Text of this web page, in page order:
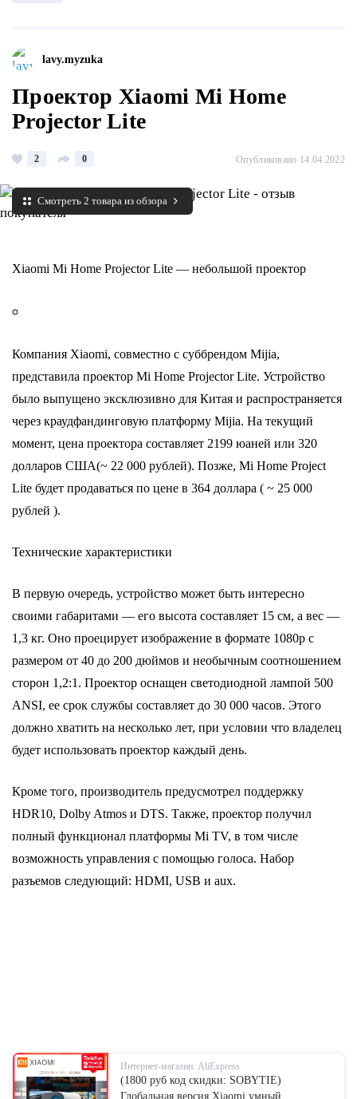
lavy.myzuka
Проектор Xiaomi Mi Home
Projector Lite
2 0 Опубликовано 14.04.2022
Смотреть 2 товара из обзора
Xiaomi Mi Home Projector Lite — небольшой проектор
Компания Xiaomi, совместно с суббрендом Mijia,
представила проектор Mi Home Projector Lite. Устройство
было выпущено эксклюзивно для Китая и распространяется
через краудфандинговую платформу Mijia. На текущий
момент, цена проектора составляет 2199 юаней или 320
долларов США(~ 22 000 рублей). Позже, Mi Home Project
Lite будет продаваться по цене в 364 доллара ( ~ 25 000
рублей ).
Технические характеристики
В первую очередь, устройство может быть интересно
своими габаритами — его высота составляет 15 см, а вес —
1,3 кг. Оно проецирует изображение в формате 1080p с
размером от 40 до 200 дюймов и необычным соотношением
сторон 1,2:1. Проектор оснащен светодиодной лампой 500
ANSI, ее срок службы составляет до 30 000 часов. Этого
должно хватить на несколько лет, при условии что владелец
будет использовать проектор каждый день.
Кроме того, производитель предусмотрел поддержку
HDR10, Dolby Atmos и DTS. Также, проектор получил
полный функционал платформы Mi TV, в том числе
возможность управления с помощью голоса. Набор
разъемов следующий: HDMI, USB и aux.
Интернет-магазин: AliExpress
(1800 руб код скидки: SOBYTIE)
Глобальная версия Xiaomi умный